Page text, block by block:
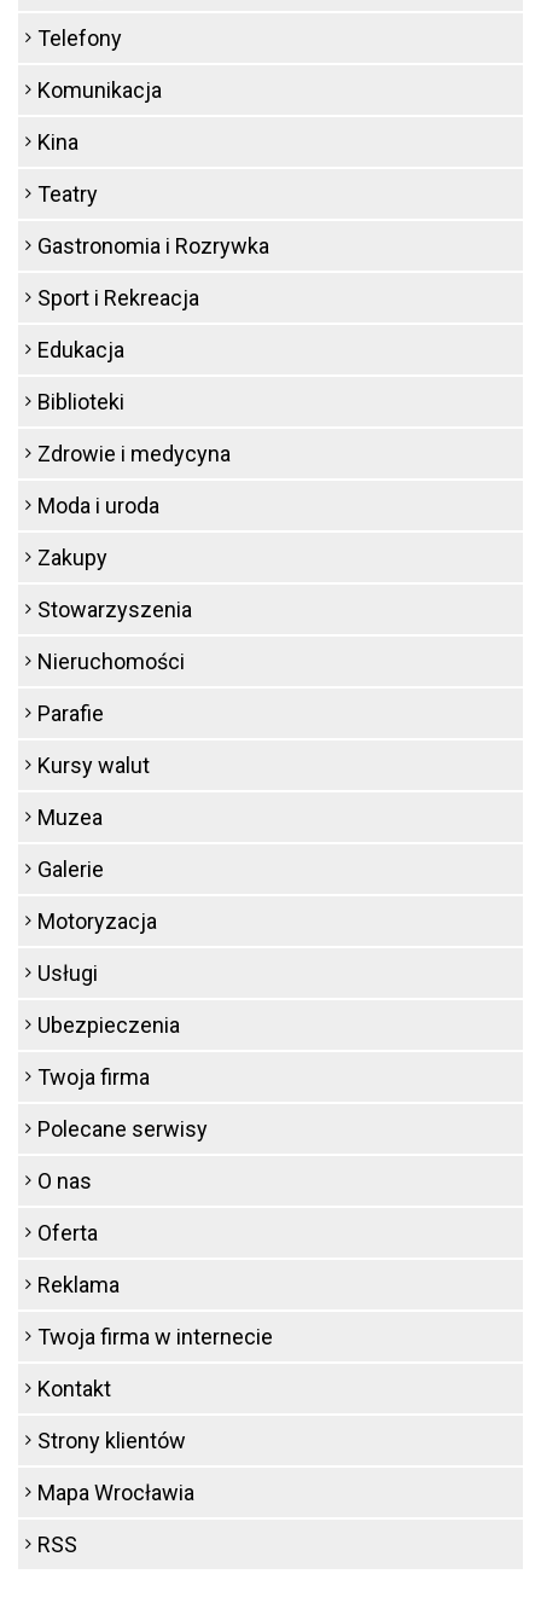
Telefony
Komunikacja
Kina
Teatry
Gastronomia i Rozrywka
Sport i Rekreacja
Edukacja
Biblioteki
Zdrowie i medycyna
Moda i uroda
Zakupy
Stowarzyszenia
Nieruchomości
Parafie
Kursy walut
Muzea
Galerie
Motoryzacja
Usługi
Ubezpieczenia
Twoja firma
Polecane serwisy
O nas
Oferta
Reklama
Twoja firma w internecie
Kontakt
Strony klientów
Mapa Wrocławia
RSS